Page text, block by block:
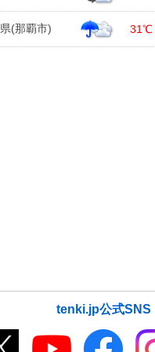
(那覇市) 31℃
tenki.jp公式SNS